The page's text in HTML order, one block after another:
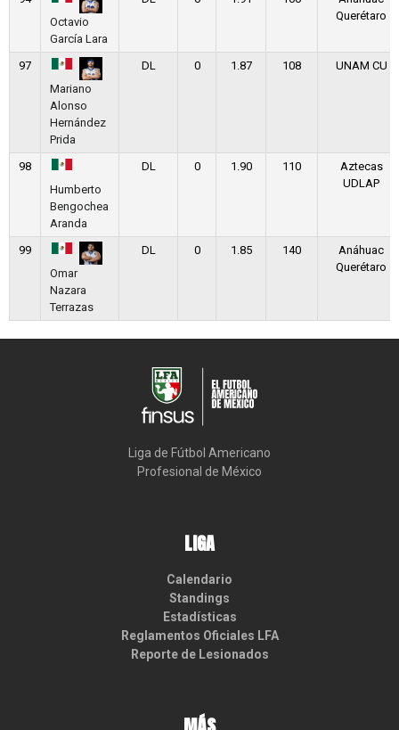
Octavio
García Lara
Querétaro
97
Mariano
Alonso
Hernández
Prida
DL 0 1.87 108 UNAM CU
98
Humberto
Bengochea
Aranda
DL 0 1.90 110
Aztecas
UDLAP
99
Omar
Nazara
Terrazas
DL 0 1.85 140
Anáhuac
Querétaro
Liga de Fútbol Americano
Profesional de México
LIGA
Calendario
Standings
Estadísticas
Reglamentos Oficiales LFA
Reporte de Lesionados